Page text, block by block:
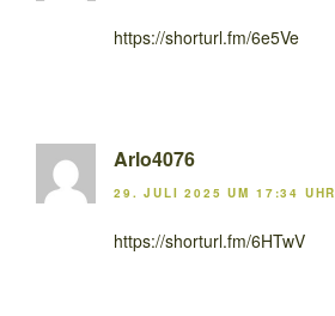
https://shorturl.fm/6e5Ve
Arlo4076
29. JULI 2025 UM 17:34 UHR
https://shorturl.fm/6HTwV